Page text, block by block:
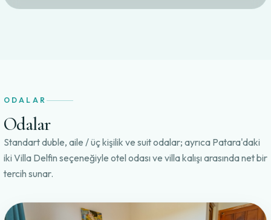
ODALAR
Odalar
Standart duble, aile / üç kişilik ve suit odalar; ayrıca Patara'daki
iki Villa Delfin seçeneğiyle otel odası ve villa kalışı arasında net bir
tercih sunar.